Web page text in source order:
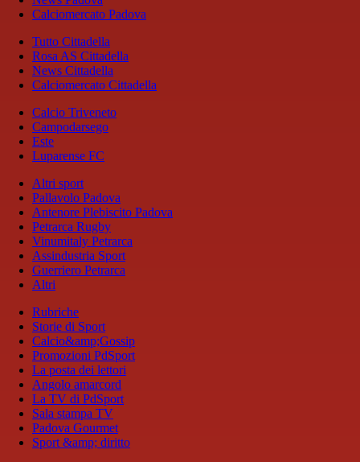
Calciomercato Padova
Tutto Cittadella
Rosa AS Cittadella
News Cittadella
Calciomercato Cittadella
Calcio Triveneto
Campodarsego
Este
Luparense FC
Altri sport
Pallavolo Padova
Antenore Plebiscito Padova
Petrarca Rugby
Vinumitaly Petrarca
Assindustria Sport
Guerriero Petrarca
Altri
Rubriche
Storie di Sport
Calcio&amp;Gossip
Promozioni PdSport
La posta dei lettori
Angolo amarcord
La TV di PdSport
Sala stampa TV
Padova Gourmet
Sport &amp; diritto